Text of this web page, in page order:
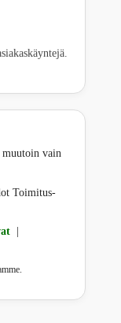
vain
Toimitus-